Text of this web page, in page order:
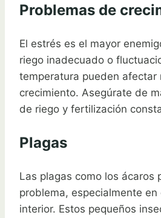
Problemas de
El estrés es el mayor
riego inadecuado o
temperatura pueden afectar
crecimiento. Asegúrate de
de riego y fertilización
Plagas
Las plagas como los ácaros
problema, especialmente en
interior. Estos pequeños